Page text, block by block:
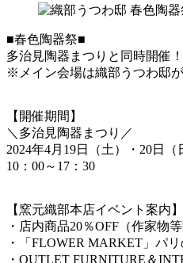
■春色陶器祭■
多治見陶器まつりと同時開催
※メイン会場は織部うつわ邸
【開催期間】
＼多治見陶器まつり／
2024年4月19日（土）・20日（
10：00～17：30
【窯元織部本店イベント案内】
・店内商品20％OFF（作家物
・「FLOWER MARKET」パ
・OUTLET FURNITURE＆